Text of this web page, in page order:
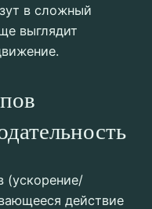
в сложный
выглядит
(ускорение/
действие